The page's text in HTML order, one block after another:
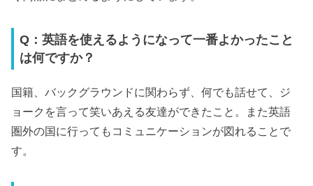
Q：英語を使えるようになって一番よかったこと
は何ですか？
国籍、バックグラウンドに関わらず、何でも話せて、ジ
ョークを言って笑いあえる友達ができたこと。また英語
圏外の国に行ってもコミュニケーションが図れることで
す。